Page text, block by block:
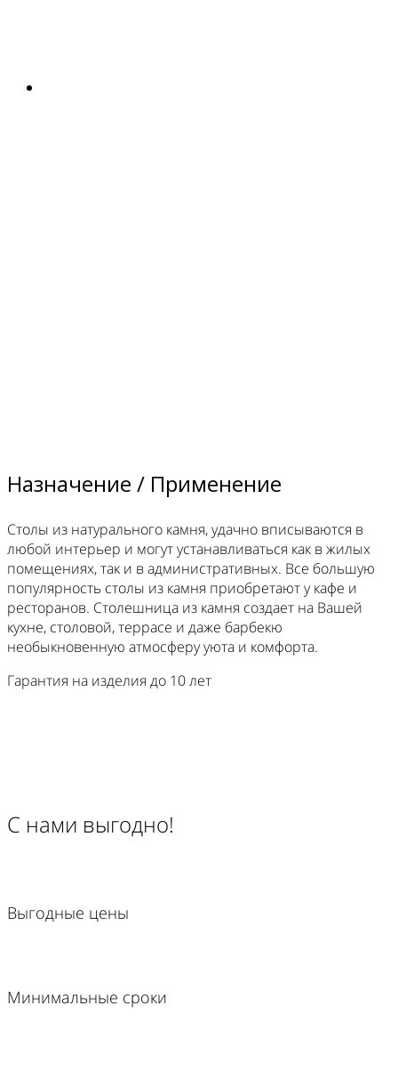
Назначение / Применение
Столы из натурального камня, удачно вписываются в
любой интерьер и могут устанавливаться как в жилых
помещениях, так и в административных. Все большую
популярность столы из камня приобретают у кафе и
ресторанов. Столешница из камня создает на Вашей
кухне, столовой, террасе и даже барбекю
необыкновенную атмосферу уюта и комфорта.
Гарантия на изделия до 10 лет
С нами выгодно!
Выгодные цены
Минимальные сроки